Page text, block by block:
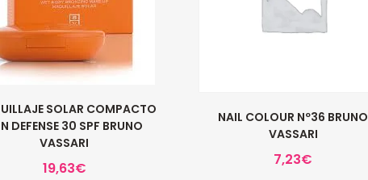
SOLAR COMPACTO
DEFENSE 30 SPF BRUNO
VASSARI
19,63€
NAIL COLOUR Nº36 BRUNO
VASSARI
7,23€